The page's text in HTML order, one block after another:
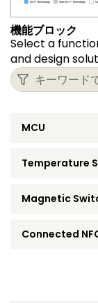
機能ブロック
Select a
and design
MCU
Temperature
Magnetic
Connected